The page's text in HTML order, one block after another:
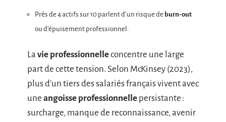
Près de 4 actifs sur 10 parlent d’un risque de burn-out
ou d’épuisement professionnel.
La vie professionnelleconcentre une large
part de cette tension. Selon McKinsey (2023),
plus d’un tiers des salariés français vivent avec
une angoisse professionnelle persistante :
surcharge, manque de reconnaissance, avenir